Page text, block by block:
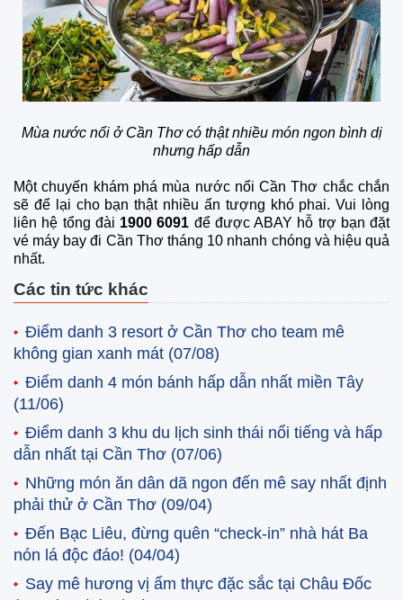
Mùa nước nổi ở Cần Thơ có thật nhiều món ngon bình dị
nhưng hấp dẫn
Một chuyến khám phá mùa nước nổi Cần Thơ chắc chắn
sẽ để lại cho bạn thật nhiều ấn tượng khó phai. Vui lòng
liên hệ tổng đài 1900 6091 để được ABAY hỗ trợ bạn đặt
vé máy bay đi Cần Thơ tháng 10 nhanh chóng và hiệu quả
nhất.
Các tin tức khác
Điểm danh 3 resort ở Cần Thơ cho team mê
không gian xanh mát (07/08)
Điểm danh 4 món bánh hấp dẫn nhất miền Tây
(11/06)
Điểm danh 3 khu du lịch sinh thái nổi tiếng và hấp
dẫn nhất tại Cần Thơ (07/06)
Những món ăn dân dã ngon đến mê say nhất định
phải thử ở Cần Thơ (09/04)
Đến Bạc Liêu, đừng quên “check-in” nhà hát Ba
nón lá độc đáo! (04/04)
Say mê hương vị ẩm thực đặc sắc tại Châu Đốc